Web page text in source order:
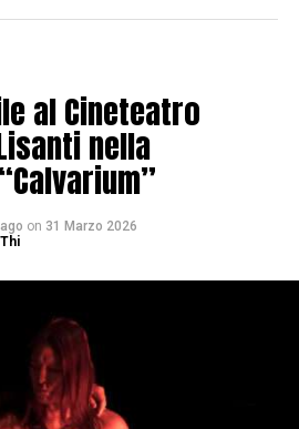
al Cineteatro
nella
on 31 Marzo 2026